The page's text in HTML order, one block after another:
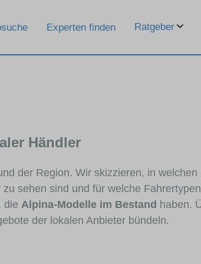
Experten finden Ratgeber
Händler
der Region. Wir skizzieren, in
sehen sind und für welche
die Alpina-Modelle im Bestand haben.
der lokalen Anbieter bündeln.